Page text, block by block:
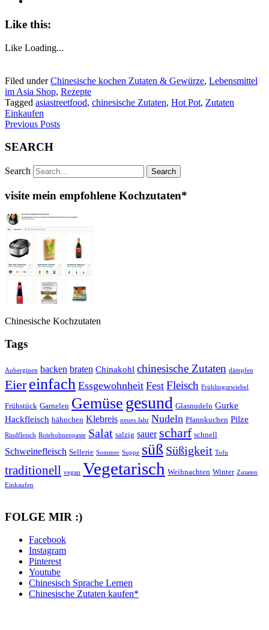
Like this:
Like Loading...
Filed underChinesische kochen Zutaten & Gewürze, Lebensmittel
im Asia Shop, Rezepte
Tagged asiastreetfood, chinesische Zutaten, Hot Pot, Zutaten
Einkaufen
Previous Posts
SEARCH
Search
visite mein empfohlene Kochzutaten*
Chinesische Kochzutaten
Tags
Auberginen backen braten Chinakohl chinesische Zutaten dämpfen
Eier einfach Essgewohnheit Fest Fleisch Frühlingszwiebel
Frühstück Garnelen Gemüse gesund Glasnudeln Gurke
Hackfleisch hähnchen Klebreis neues Jahr Nudeln Pfannkuchen Pilze
Rindfleisch Rotebohnenpaste Salat salzig sauer scharf schnell
Schweinefleisch Sellerie Sommer Suppe süß Süßigkeit Tofu
traditionell vegan Vegetarisch Weihnachten Winter Zutaten
Einkaufen
FOLGE MIR :)
Facebook
Instagram
Pinterest
Youtube
Chinesisch Sprache Lernen
Chinesische Zutaten kaufen*